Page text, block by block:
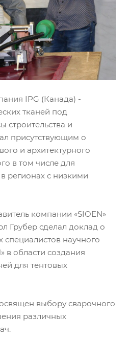
IPG (Канада) -
тканей под
строительства и
присутствующим о
и архитектурного
в том числе для
регионах с низкими
компании «SIOEN»
Грубер сделал доклад о
специалистов научного
в области создания
для тентовых
выбору сварочного
различных